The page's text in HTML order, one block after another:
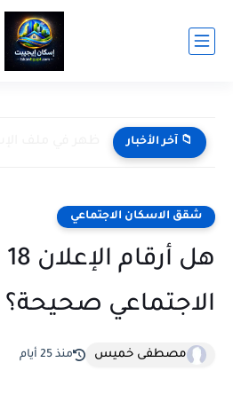
📁 آخر الأخبار
شقق الاسكان الاجتماعي
الاجتماعي صحيحة؟
مصطفى خميس منذ 25 أيام